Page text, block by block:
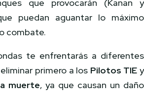
que provocarán (Kanan y
puedan aguantar lo máximo
combate.
te enfrentarás a diferentes
primero a los Pilotos TIE y
muerte, ya que causan un daño